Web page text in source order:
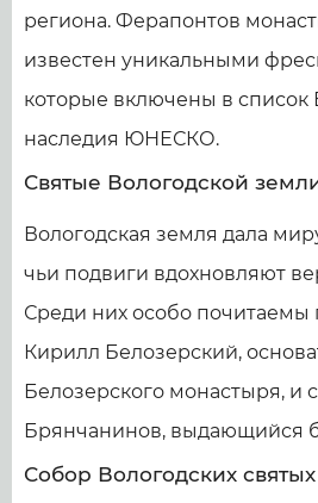
региона. Ферапонтов
известен уникальными
которые включены в список
наследия ЮНЕСКО.
Святые Вологодской
Вологодская земля дала
чьи подвиги вдохновляют
Среди них особо
Кирилл Белозерский,
Белозерского монастыря, и
Брянчанинов, выдающийся
Собор Вологодских святых